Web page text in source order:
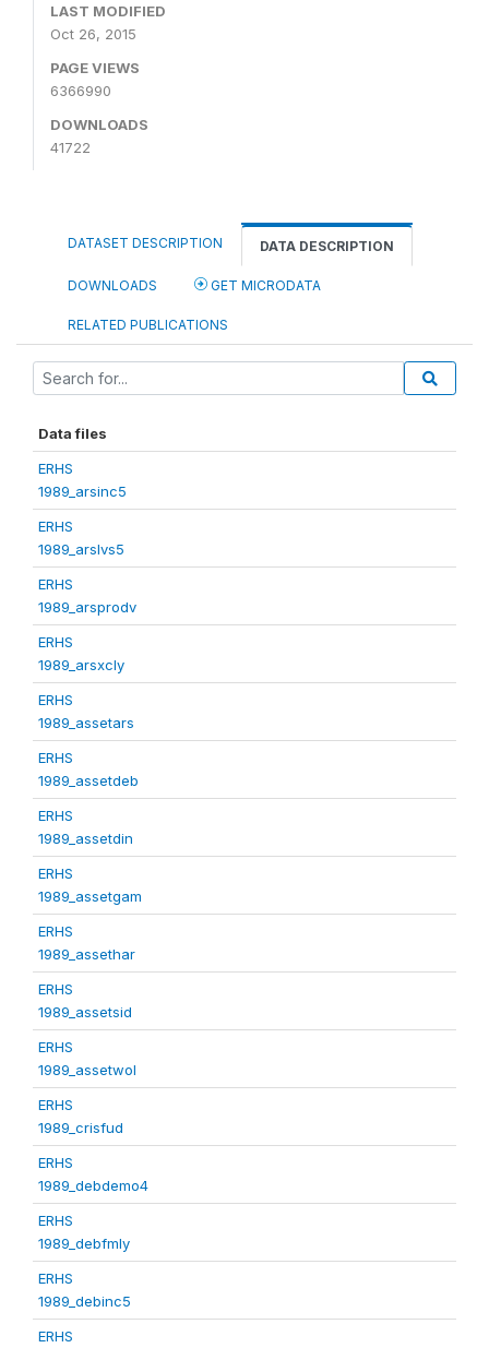
LAST MODIFIED
Oct 26, 2015
PAGE VIEWS
6366990
DOWNLOADS
41722
DATASET DESCRIPTION DATA DESCRIPTION
DOWNLOADS GET MICRODATA
RELATED PUBLICATIONS
Data files
ERHS
1989_arsinc5
ERHS
1989_arslvs5
ERHS
1989_arsprodv
ERHS
1989_arsxcly
ERHS
1989_assetars
ERHS
1989_assetdeb
ERHS
1989_assetdin
ERHS
1989_assetgam
ERHS
1989_assethar
ERHS
1989_assetsid
ERHS
1989_assetwol
ERHS
1989_crisfud
ERHS
1989_debdemo4
ERHS
1989_debfmly
ERHS
1989_debinc5
ERHS